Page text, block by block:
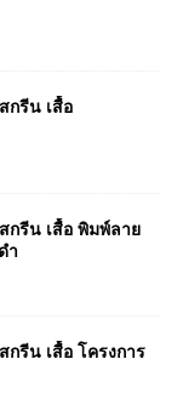
กรีน เสื้อ
กรีน เสื้อ พิมพ์ลาย
ำ
กรีน เสื้อ โครงการ